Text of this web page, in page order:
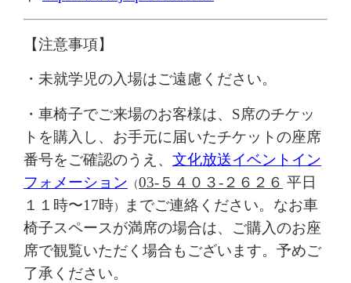
【注意事項】
・ 未就学児の入場はご遠慮ください。
・ 車椅子でご来場のお客様は、S席のチケッ
トを購入し、お手元に届いたチケットの座席
番号をご確認のうえ、 文化放送イベントイン
フォメーション （03-５４０３-２６２６ 平日
１１時〜17時） までご連絡ください。なお車
椅子スペースが満席の場合は、ご購入のお座
席で観覧いただく場合もございます。予めご
了承ください。